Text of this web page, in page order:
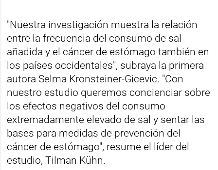
"Nuestra investigación muestra la relación
entre la frecuencia del consumo de sal
añadida y el cáncer de estómago también en
los países occidentales", subraya la primera
autora Selma Kronsteiner-Gicevic. "Con
nuestro estudio queremos concienciar sobre
los efectos negativos del consumo
extremadamente elevado de sal y sentar las
bases para medidas de prevención del
cáncer de estómago", resume el líder del
estudio, Tilman Kühn.